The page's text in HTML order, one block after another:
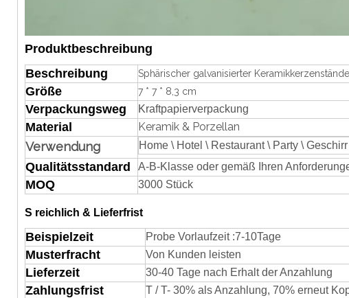
Produktbeschreibung
Beschreibung
Sphärischer galvanisierter
Größe 7 * 7 * 8,3 cm
Verpackungsweg Kraftpapierverpackung
Material Keramik & Porzellan
Verwendung Home \ Hotel \ Restaurant \ Party \
Qualitätsstandard A-B-Klasse oder gemäß Ihren
MOQ 3000 Stück
S reichlich & Lieferfrist
Beispielzeit Probe Vorlaufzeit :7-10Tage
Musterfracht Von Kunden leisten
Lieferzeit 30-40 Tage nach Erhalt der Anzahlung
Zahlungsfrist T / T- 30% als Anzahlung, 70% erneut